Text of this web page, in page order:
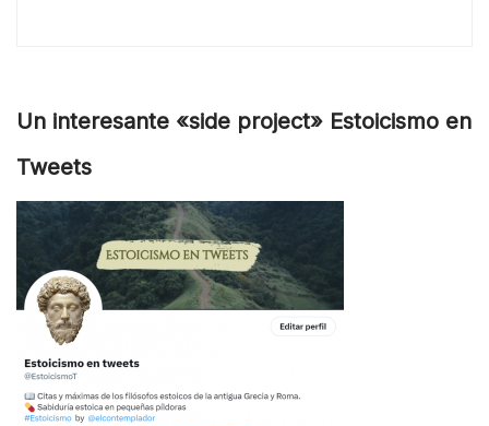
Un interesante «side project» Estoicismo en
Tweets